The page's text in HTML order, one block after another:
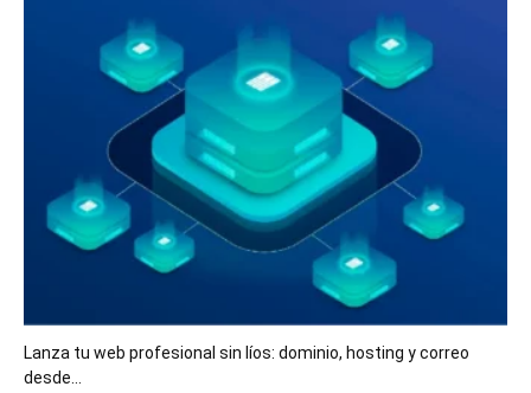
Lanza tu web profesional sin líos: dominio, hosting y correo
desde...